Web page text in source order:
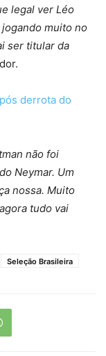
legal ver Léo
muito no
ser titular da
derrota do
não foi
Neymar. Um
nossa. Muito
tudo vai
Seleção Brasileira